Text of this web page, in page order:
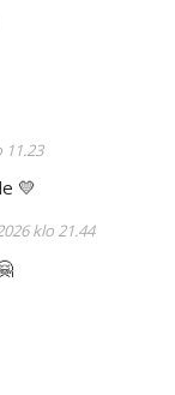
11.23
💛
klo 21.44